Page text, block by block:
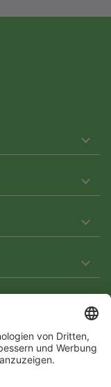
zu gestalten.
noch nicht
stoßen oder Hilfe